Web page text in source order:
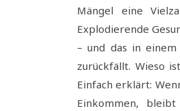
Mängel eine
Explodierende
– und das in
zurückfällt. Wieso
Einfach erklärt:
Einkommen,